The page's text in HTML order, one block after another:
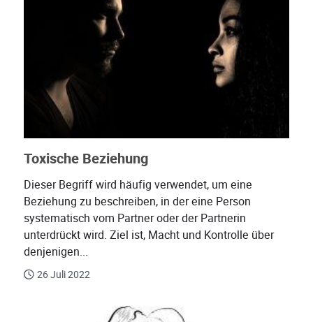
Toxische Beziehung
Dieser Begriff wird häufig verwendet, um eine
Beziehung zu beschreiben, in der eine Person
systematisch vom Partner oder der Partnerin
unterdrückt wird. Ziel ist, Macht und Kontrolle über
denjenigen...
26 Juli 2022